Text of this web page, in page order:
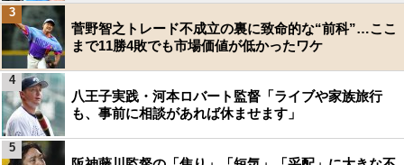
菅野智之トレード不成立の裏に致命的な“前科”…ここ
まで11勝4敗でも市場価値が低かったワケ
3
八王子実践・河本ロバート監督「ライブや家族旅行
も、事前に相談があれば休ませます」
4
5